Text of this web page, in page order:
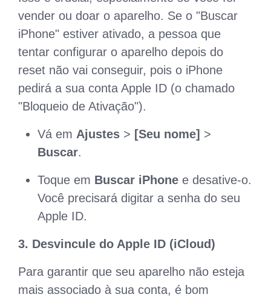
vender ou doar o aparelho. Se o "Buscar
iPhone" estiver ativado, a pessoa que
tentar configurar o aparelho depois do
reset não vai conseguir, pois o iPhone
pedirá a sua conta Apple ID (o chamado
"Bloqueio de Ativação").
Vá em Ajustes > [Seu nome] >
Buscar.
Toque em Buscar iPhone e desative-o.
Você precisará digitar a senha do seu
Apple ID.
3. Desvincule do Apple ID (iCloud)
Para garantir que seu aparelho não esteja
mais associado à sua conta, é bom